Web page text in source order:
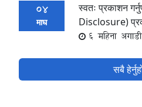
04
माघ
स्वतः प्रकाशन
Disclosure)
6 महिना अगाडी
सबै